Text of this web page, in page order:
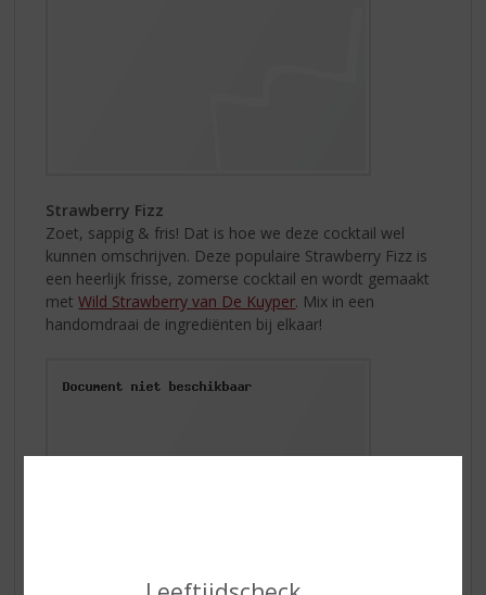
Strawberry Fizz
Zoet, sappig & fris! Dat is hoe we deze cocktail wel
kunnen omschrijven. Deze populaire Strawberry Fizz is
een heerlijk frisse, zomerse cocktail en wordt gemaakt
metWild Strawberry van De Kuyper. Mix in een
handomdraai de ingrediënten bij elkaar!